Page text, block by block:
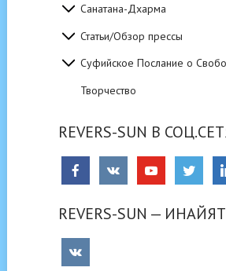
Санатана-Дхарма
Статьи/Обзор прессы
Суфийское Послание о
Творчество
REVERS-SUN В
REVERS-SUN —